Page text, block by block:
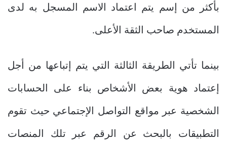
بأكثر من إسم يتم اعتماد الاسم المسجل به لدى
المستخدم صاحب الثقة الأعلى.
بينما تأتي الطريقة الثالثة التي يتم إتباعها من أجل
إعتماد هوية بعض الأشخاص بناء على الحسابات
الشخصية عبر مواقع التواصل الإجتماعي حيث تقوم
التطبيقات بالبحث عن الرقم عبر تلك المنصات